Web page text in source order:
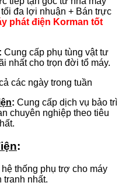
đa lợi nhuận + Bán trực
phát điện Korman tốt
: Cung cấp phụ tùng vật tư
nhất cho trọn đời tổ máy.
các ngày trong tuần
: Cung cấp dịch vụ bảo trì
chuyên nghiệp theo tiêu
:
thống phụ trợ cho máy
tranh nhất.